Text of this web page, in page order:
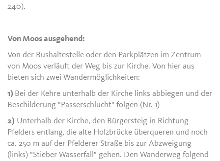
240).
Von Moos ausgehend:
Von der Bushaltestelle oder den Parkplätzen im Zentrum
von Moos verläuft der Weg bis zur Kirche. Von hier aus
bieten sich zwei Wandermöglichkeiten:
1) Bei der Kehre unterhalb der Kirche links abbiegen und der
Beschilderung "Passerschlucht" folgen (Nr. 1)
2) Unterhalb der Kirche, den Bürgersteig in Richtung
Pfelders entlang, die alte Holzbrücke überqueren und noch
ca. 250 m auf der Pfelderer Straße bis zur Abzweigung
(links) "Stieber Wasserfall" gehen. Den Wanderweg folgend